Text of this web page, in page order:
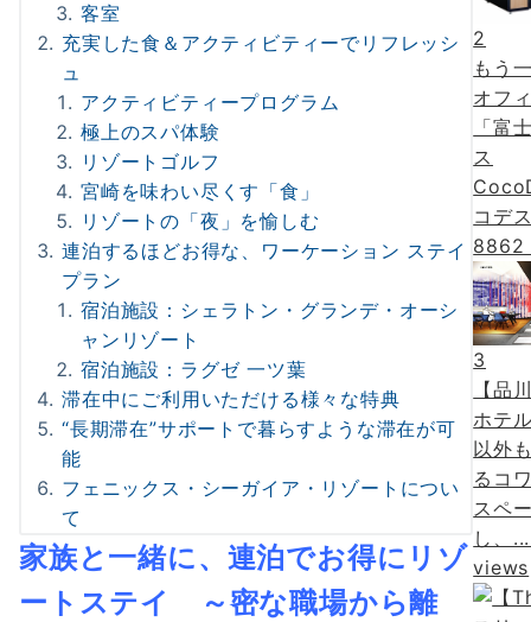
客室
充実した食＆アクティビティーでリフレッシ
ュ
アクティビティープログラム
極上のスパ体験
リゾートゴルフ
宮崎を味わい尽くす「食」
リゾートの「夜」を愉しむ
連泊するほどお得な、ワーケーション ステイ
プラン
宿泊施設：シェラトン・グランデ・オーシ
ャンリゾート
宿泊施設：ラグゼ 一ツ葉
滞在中にご利用いただける様々な特典
“長期滞在”サポートで暮らすような滞在が可
能
フェニックス・シーガイア・リゾートについ
て
家族と一緒に、連泊でお得にリゾ
ートステイ
～密な職場から離
2
もう
オフ
「富
ス
コデ
8862
3
【品
ホテ
以外
るコ
スペ
し、
views